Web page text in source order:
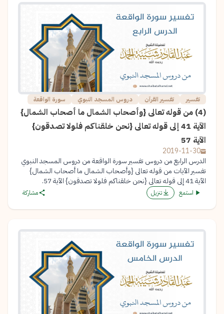
تفسير تفسير القرآن دروس المسجد النبوي سورة الواقعة
(4) من قوله تعالى {وأصحاب الشمال ما أصحاب الشمال}
الآية 41 إلى قوله تعالى {نحن خلقناكم فلولا تصدقون}
الآية 57
2019-11-30
الدرس الرابع من دروس تفسير سورة الواقعة من دروس المسجد النبوي
تفسير الآيات من قوله تعالى {وأصحاب الشمال ما أصحاب الشمال}
الآية 41 إلى قوله تعالى {نحن خلقناكم فلولا تصدقون} الآية 57.
استمع تنزيل مشاركة